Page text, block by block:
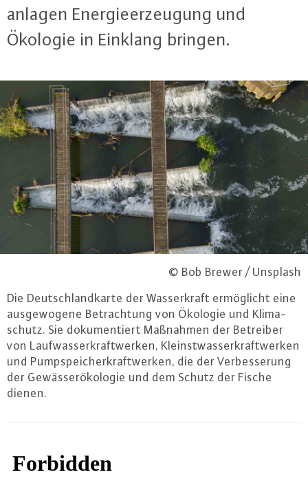
an­la­gen En­er­gie­er­zeu­gung und
Ökologie in Einklang bringen.
© Bob Brewer / Unsplash
Die Deutsch­land­kar­te der Was­ser­kraft er­mög­licht eine
aus­ge­wo­ge­ne Be­trach­tung von Ökologie und Kli­ma­
schutz. Sie do­ku­men­tiert Maßnahmen der Betreiber
von Lauf­was­ser­kraft­wer­ken, Kleinst­was­ser­kraft­wer­ken
und Pump­spei­cher­kraft­wer­ken, die der Ver­bes­se­rung
der Ge­wäs­ser­öko­lo­gie und dem Schutz der Fische
dienen.